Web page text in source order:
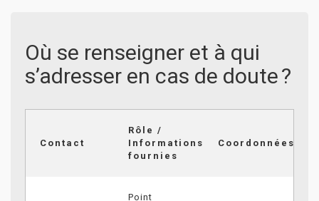
Où se renseigner et à qui
s’adresser en cas de doute ?
Contact
Rôle /
Informations
fournies
Coordonnées
Point